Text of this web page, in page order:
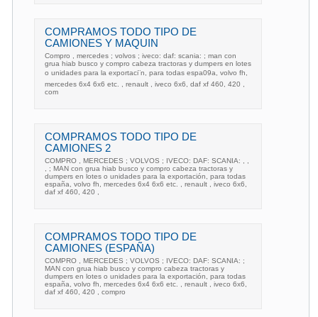
COMPRAMOS TODO TIPO DE
CAMIONES Y MAQUIN
Compro , mercedes ; volvos ; iveco: daf: scania: ; man con
grua hiab busco y compro cabeza tractoras y dumpers en lotes
o unidades para la exportaci¨n, para todas espa09a, volvo fh,
mercedes 6x4 6x6 etc. , renault , iveco 6x6, daf xf 460, 420 ,
com
COMPRAMOS TODO TIPO DE
CAMIONES 2
COMPRO , MERCEDES ; VOLVOS ; IVECO: DAF: SCANIA: , ,
, ; MAN con grua hiab busco y compro cabeza tractoras y
dumpers en lotes o unidades para la exportación, para todas
españa, volvo fh, mercedes 6x4 6x6 etc. , renault , iveco 6x6,
daf xf 460, 420 ,
COMPRAMOS TODO TIPO DE
CAMIONES (ESPAÑA)
COMPRO , MERCEDES ; VOLVOS ; IVECO: DAF: SCANIA: ;
MAN con grua hiab busco y compro cabeza tractoras y
dumpers en lotes o unidades para la exportación, para todas
españa, volvo fh, mercedes 6x4 6x6 etc. , renault , iveco 6x6,
daf xf 460, 420 , compro